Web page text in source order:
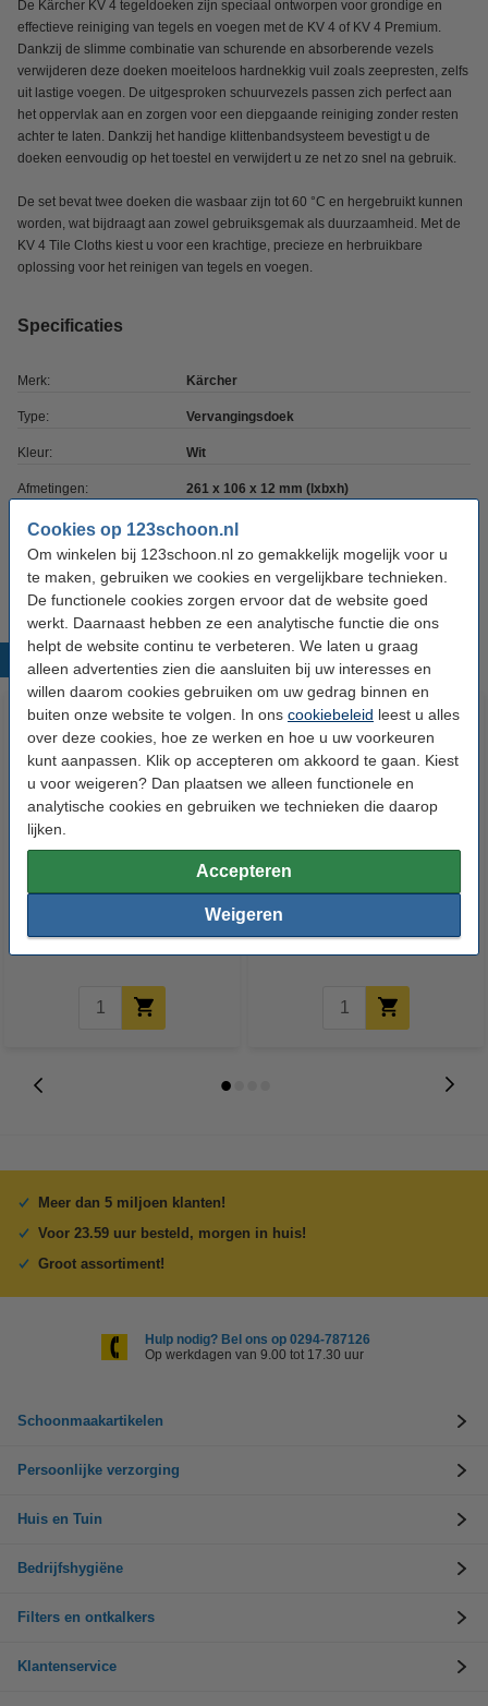
Cookies op 123schoon.nl
Om winkelen bij 123schoon.nl zo gemakkelijk mogelijk voor u
te maken, gebruiken we cookies en vergelijkbare technieken.
De functionele cookies zorgen ervoor dat de website goed
werkt. Daarnaast hebben ze een analytische functie die ons
helpt de website continu te verbeteren. We laten u graag
alleen advertenties zien die aansluiten bij uw interesses en
willen daarom cookies gebruiken om uw gedrag binnen en
buiten onze website te volgen. In ons cookiebeleid leest u alles
over deze cookies, hoe ze werken en hoe u uw voorkeuren
kunt aanpassen. Klik op accepteren om akkoord te gaan. Kiest
u voor weigeren? Dan plaatsen we alleen functionele en
analytische cookies en gebruiken we technieken die daarop
lijken.
Accepteren
Weigeren
De Kärcher KV 4 tegeldoeken zijn speciaal ontworpen voor grondige en
effectieve reiniging van tegels en voegen met de KV 4 of KV 4 Premium.
Dankzij de slimme combinatie van schurende en absorberende vezels
verwijderen deze doeken moeiteloos hardnekkig vuil zoals zeepresten, zelfs
uit lastige voegen. De uitgesproken schuurvezels passen zich perfect aan
het oppervlak aan en zorgen voor een diepgaande reiniging zonder resten
achter te laten. Dankzij het handige klittenbandsysteem bevestigt u de
doeken eenvoudig op het toestel en verwijdert u ze net zo snel na gebruik.
De set bevat twee doeken die wasbaar zijn tot 60 °C en hergebruikt kunnen
worden, wat bijdraagt aan zowel gebruiksgemak als duurzaamheid. Met de
KV 4 Tile Cloths kiest u voor een krachtige, precieze en herbruikbare
oplossing voor het reinigen van tegels en voegen.
Specificaties
Merk: Kärcher
Type: Vervangingsdoek
Kleur: Wit
Afmetingen: 261 x 106 x 12 mm (lxbxh)
Materiaal: Microvezel
Aantal: 2 stuks
Populaire producten
Aanbieding: 10x Vuilniszakken
70 liter | 25 stuks | LDPE | Type
60 Transparant | 123schoon
€ 54,99
Aanbieding: 6x Allesreiniger
Eucalyptus 1 liter (123schoon
€ 9,99
Meer dan 5 miljoen klanten!
Voor 23.59 uur besteld, morgen in huis!
Groot assortiment!
Hulp nodig? Bel ons op 0294-787126
Op werkdagen van 9.00 tot 17.30 uur
Schoonmaakartikelen
Persoonlijke verzorging
Huis en Tuin
Bedrijfshygiëne
Filters en ontkalkers
Klantenservice